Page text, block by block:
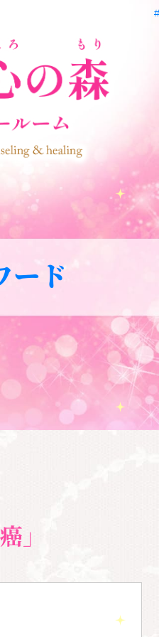
ード
」